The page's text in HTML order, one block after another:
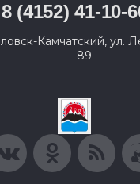
8 (4152) 41-10-
Камчатский, ул.
89